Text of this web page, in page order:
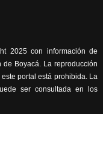
2025 con información de
Boyacá. La reproducción
portal está prohibida. La
ser consultada en los